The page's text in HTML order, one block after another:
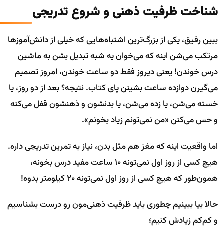
شناخت ظرفیت ذهنی و شروع تدریجی
ببین رفیق، یکی از بزرگ‌ترین اشتباه‌هایی که خیلی از دانش‌آموزها
مرتکب می‌شن اینه که می‌خوان یه شبه تبدیل بشن به ماشین
درس خوندن! یعنی دیروز فقط دو ساعت خوندن، امروز تصمیم
می‌گیرن دوازده ساعت بشینن پای کتاب. نتیجه؟ بعد از دو روز، یا
خسته می‌شن، یا زده می‌شن، یا بدنشون و ذهنشون قفل می‌کنه
و حس می‌کنن «من نمی‌تونم زیاد بخونم».
اما واقعیت اینه که مغز هم مثل بدن، نیاز به تمرین تدریجی داره.
هیچ کسی از روز اول نمی‌تونه ۱۰ ساعت مفید درس بخونه،
همون‌طور که هیچ کسی از روز اول نمی‌تونه ۲۰ کیلومتر بدوه!
حالا بیا ببینیم چطوری باید ظرفیت ذهنی‌مون رو درست بشناسیم
و کم‌کم زیادش کنیم؛